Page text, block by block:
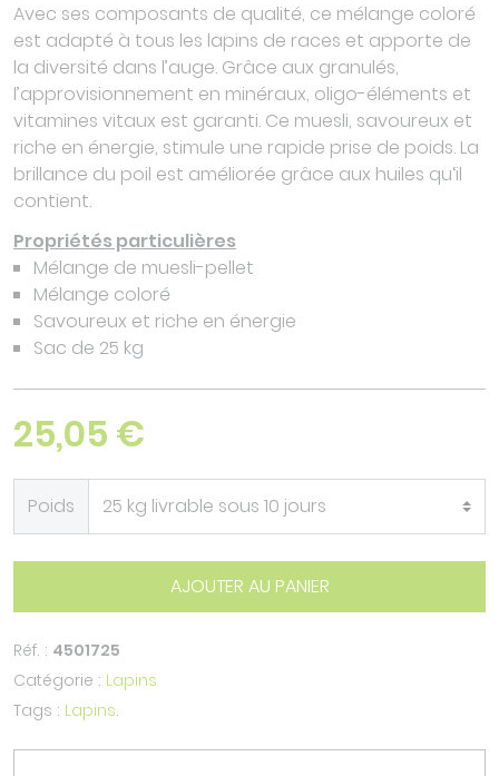
Avec ses composants de qualité, ce mélange coloré
est adapté à tous les lapins de races et apporte de
la diversité dans l’auge. Grâce aux granulés,
l’approvisionnement en minéraux, oligo-éléments et
vitamines vitaux est garanti. Ce muesli, savoureux et
riche en énergie, stimule une rapide prise de poids. La
brillance du poil est améliorée grâce aux huiles qu‘il
contient.
Propriétés particulières
Mélange de muesli-pellet
Mélange coloré
Savoureux et riche en énergie
Sac de 25 kg
25,05 €
Poids
AJOUTER AU PANIER
Réf. : 4501725
Catégorie : Lapins
Tags : Lapins.